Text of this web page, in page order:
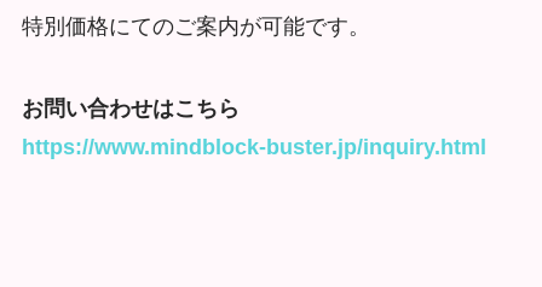
特別価格にてのご案内が可能です。
お問い合わせはこちら
https://www.mindblock-buster.jp/inquiry.html